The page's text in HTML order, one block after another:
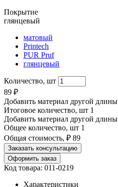
Покрытие
глянцевый
матовый
Printech
PUR Pruf
глянцевый
Количество, шт
89 ₽
Добавить материал другой длины
Итоговое количество, шт 1
Добавить материал другой длины
Общее количество, шт 1
Общая стоимость, ₽ 89
Заказать консультацию
Оформить заказ
Код товара: 011-0219
Характеристики